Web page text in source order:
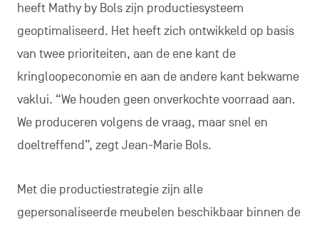
heeft Mathy by Bols zijn productiesysteem
geoptimaliseerd. Het heeft zich ontwikkeld op basis
van twee prioriteiten, aan de ene kant de
kringloopeconomie en aan de andere kant bekwame
vaklui. “We houden geen onverkochte voorraad aan.
We produceren volgens de vraag, maar snel en
doeltreffend”, zegt Jean-Marie Bols.
Met die productiestrategie zijn alle
gepersonaliseerde meubelen beschikbaar binnen de